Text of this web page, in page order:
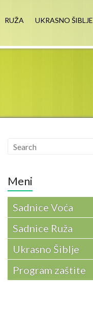
RUŽA UKRASNO ŠIBLJE
Meni
Sadnice Voća
Sadnice Ruža
Ukrasno Šiblje
Program zaštite